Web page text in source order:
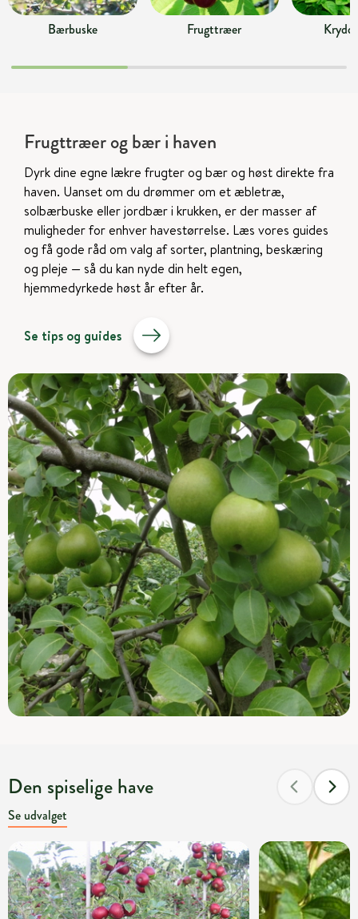
Bærbuske Frugttræer
Frugttræer og bær i haven
Dyrk dine egne lækre frugter og bær og høst direkte fra
haven. Uanset om du drømmer om et æbletræ,
solbærbuske eller jordbær i krukken, er der masser af
muligheder for enhver havestørrelse. Læs vores guides
og få gode råd om valg af sorter, plantning, beskæring
og pleje — så du kan nyde din helt egen,
hjemmedyrkede høst år efter år.
Se tips og guides
Den spiselige have
Se udvalget